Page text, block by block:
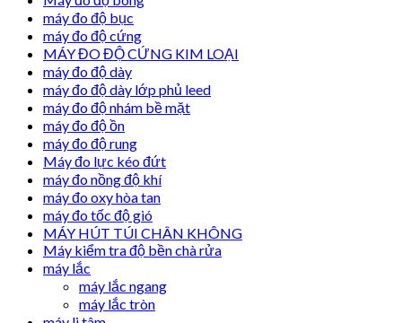
máy đo độ bục
máy đo độ cứng
MÁY ĐO ĐỘ CỨNG KIM LOẠI
máy đo độ dày
máy đo độ dày lớp phủ leed
máy đo độ nhám bề mặt
máy đo độ ồn
máy đo độ rung
Máy đo lực kéo đứt
máy đo nồng độ khí
máy đo oxy hòa tan
máy đo tốc độ gió
MÁY HÚT TÚI CHÂN KHÔNG
Máy kiểm tra độ bền chà rửa
máy lắc
máy lắc ngang
máy lắc tròn